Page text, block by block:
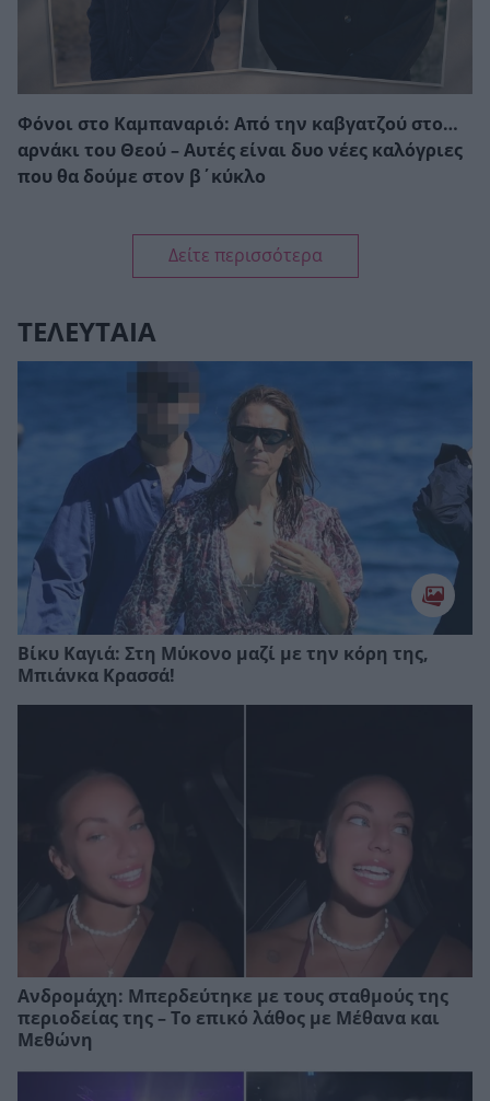
Φόνοι στο Καμπαναριό: Από την καβγατζού στο…
αρνάκι του Θεού – Αυτές είναι δυο νέες καλόγριες
που θα δούμε στον β΄κύκλο
Δείτε περισσότερα
ΤΕΛΕΥΤΑΙΑ
Βίκυ Καγιά: Στη Μύκονο μαζί με την κόρη της,
Μπιάνκα Κρασσά!
Ανδρομάχη: Μπερδεύτηκε με τους σταθμούς της
περιοδείας της – Το επικό λάθος με Μέθανα και
Μεθώνη